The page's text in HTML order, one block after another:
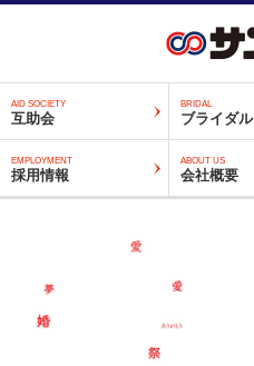
AID SOCIETY
互助会
BRIDAL
ブライダル
EMPLOYMENT
採用情報
ABOUT US
会社概要